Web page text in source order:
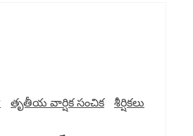
తృతీయ వార్షిక సంచిక శీర్షికలు